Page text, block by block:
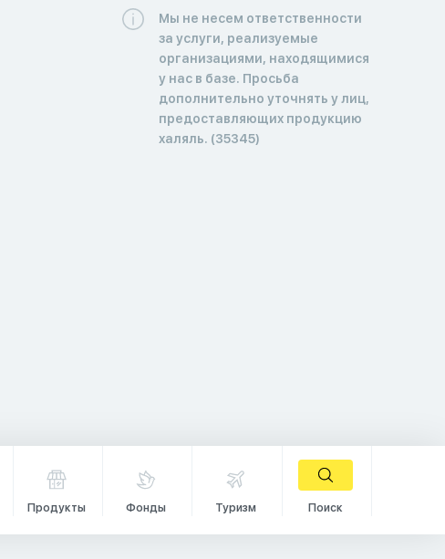
Мы не несем ответственности
за услуги, реализуемые
организациями, находящимися
у нас в базе. Просьба
дополнительно уточнять у лиц,
предоставляющих продукцию
халяль. (35345)
Продукты Фонды Туризм Поиск